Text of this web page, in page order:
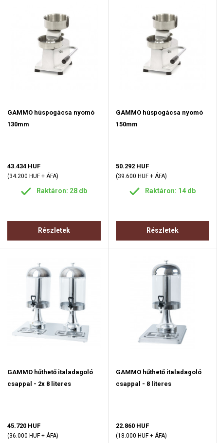
GAMMO húspogácsa nyomó
130mm
43.434 HUF
(34.200 HUF + ÁFA)
Raktáron: 28 db
Részletek
GAMMO húspogácsa nyomó
150mm
50.292 HUF
(39.600 HUF + ÁFA)
Raktáron: 14 db
Részletek
GAMMO hűthető italadagoló
csappal - 2x 8 literes
45.720 HUF
(36.000 HUF + ÁFA)
GAMMO hűthető italadagoló
csappal - 8 literes
22.860 HUF
(18.000 HUF + ÁFA)